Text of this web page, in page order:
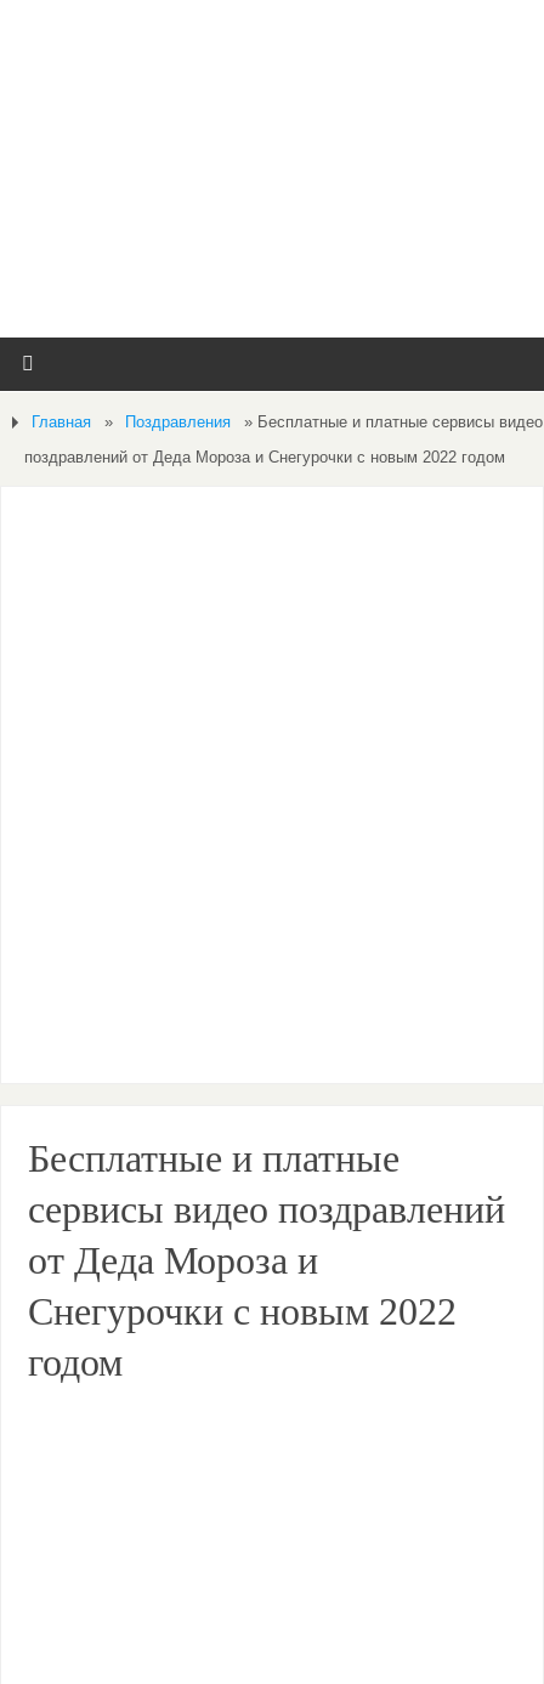
Главная » Поздравления » Бесплатные и платные сервисы видео
поздравлений от Деда Мороза и Снегурочки с новым 2022 годом
Бесплатные и платные
сервисы видео поздравлений
от Деда Мороза и
Снегурочки с новым 2022
годом